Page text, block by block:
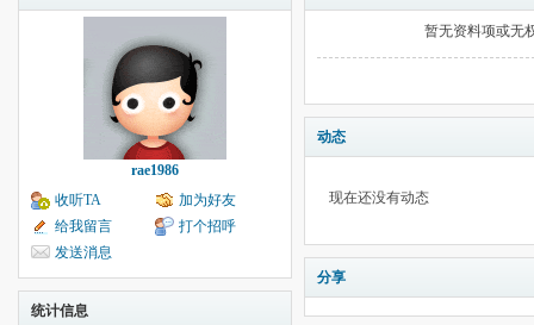
rae1986
收听TA
加为好友
给我留言
打个招呼
发送消息
统计信息
暂无资料项或无
动态
现在还没有动态
分享